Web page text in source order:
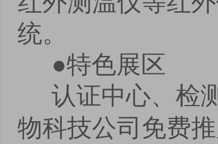
统。
●特色展区
认证中心、检
物科技公司免费